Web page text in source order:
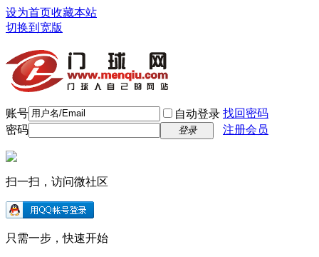
设为首页收藏本站
切换到宽版
账号 自动登录 找回密码
密码
登录 注册会员
扫一扫，访问微社区
只需一步，快速开始